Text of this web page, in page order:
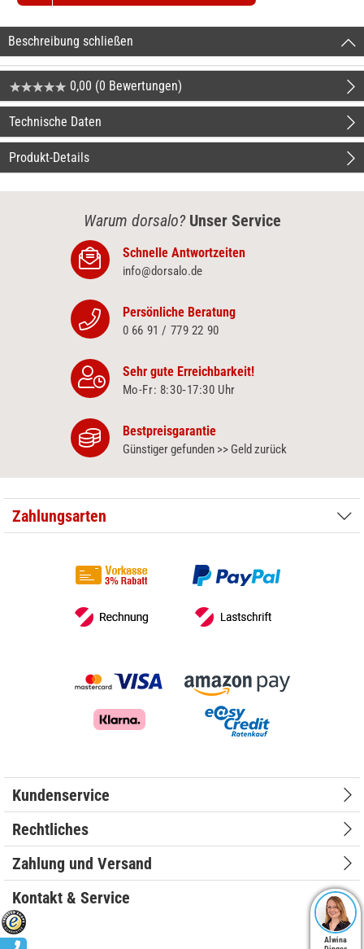
Beschreibung schließen
0,00 (0 Bewertungen)
Technische Daten
Produkt-Details
Warum dorsalo? Unser Service
Schnelle Antwortzeiten
info@dorsalo.de
Persönliche Beratung
0 66 91 / 779 22 90
Sehr gute Erreichbarkeit!
Mo-Fr: 8:30‑17:30 Uhr
Bestpreisgarantie
Günstiger gefunden >> Geld zurück
Zahlungsarten
Kundenservice
Rechtliches
Zahlung und Versand
Kontakt & Service
Alwina